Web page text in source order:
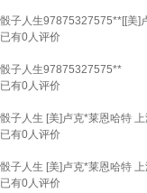
骰子人生97875327575**[[美]
已有0人评价
骰子人生97875327575**
已有0人评价
骰子人生 [美]卢克*莱恩哈特
已有0人评价
骰子人生 [美]卢克*莱恩哈特
已有0人评价